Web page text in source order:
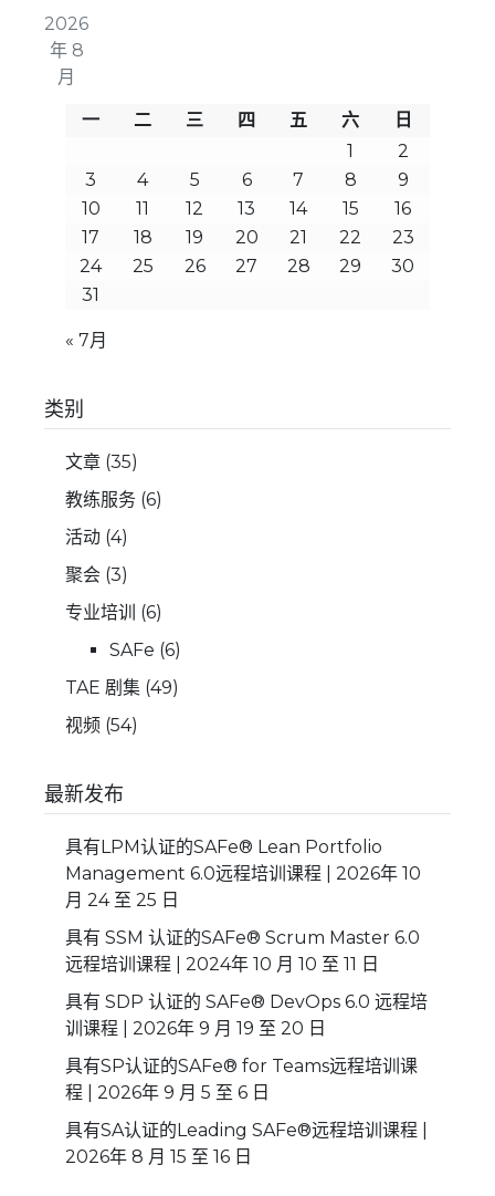
2026
年 8
月
一 二 三 四 五 六
日
1
2
3
4 5 6 7 8
9
10
11 12 13 14 15
16
17
18 19 20 21 22
23
24
25 26 27 28 29
30
31
« 7月
类别
文章(35)
教练服务(6)
活动(4)
聚会(3)
专业培训 (6)
SAFe (6)
TAE 剧集(49)
视频(54)
最新发布
具有LPM认证的SAFe® Lean Portfolio
Management 6.0远程培训课程 | 2026年 10
月 24 至 25 日
具有 SSM 认证的SAFe® Scrum Master 6.0
远程培训课程 | 2024年 10 月 10 至 11 日
具有 SDP 认证的 SAFe® DevOps 6.0 远程培
训课程 | 2026年 9 月 19 至 20 日
具有SP认证的SAFe® for Teams远程培训课
程 | 2026年 9 月 5 至 6 日
具有SA认证的Leading SAFe®远程培训课程 |
2026年 8 月 15 至 16 日